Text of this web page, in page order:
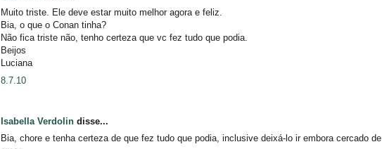
Muito triste. Ele deve estar muito melhor agora e feliz.
Bia, o que o Conan tinha?
Não fica triste não, tenho certeza que vc fez tudo que podia.
Beijos
Luciana
8.7.10
Isabella Verdolin disse...
Bia, chore e tenha certeza de que fez tudo que podia, inclusive deixá-lo ir embora cercado de